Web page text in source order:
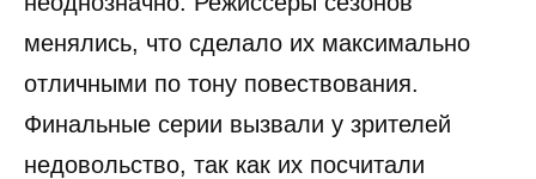
менялись, что сделало их максимально
отличными по тону повествования.
Финальные серии вызвали у зрителей
недовольство, так как их посчитали